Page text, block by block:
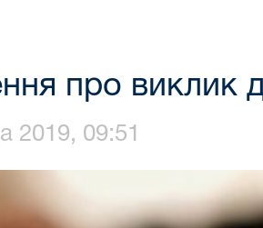
про виклик
2019, 09:51